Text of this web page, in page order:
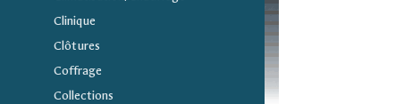
Clinique
Clôtures
Coffrage
Collections